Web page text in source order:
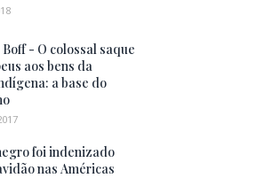
- O colossal saque
aos bens da
a base do
foi indenizado
nas Américas